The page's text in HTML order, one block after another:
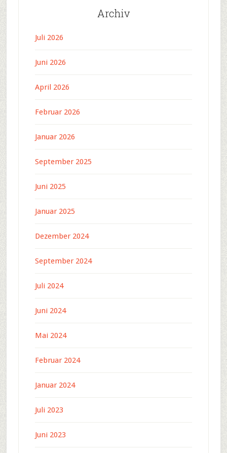
Archiv
Juli 2026
Juni 2026
April 2026
Februar 2026
Januar 2026
September 2025
Juni 2025
Januar 2025
Dezember 2024
September 2024
Juli 2024
Juni 2024
Mai 2024
Februar 2024
Januar 2024
Juli 2023
Juni 2023